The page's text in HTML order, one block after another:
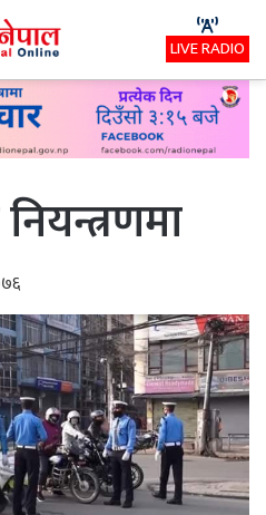
LIVE RADIO